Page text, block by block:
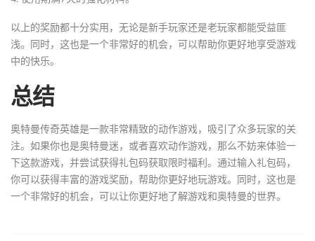
以上的奖励都十分实用，无论是新手玩家还是老玩家都能受益匪
浅。同时，这也是一个非常好的机会，可以帮助你更好地享受游戏
中的快乐。
总结
奥特曼传奇英雄是一款非常精致的动作游戏，吸引了众多玩家的关
注。如果你也是奥特曼迷，或者喜欢动作游戏，那么不妨来体验一
下这款游戏，并尝试获得礼包码获取限时福利。通过输入礼包码，
你可以获得丰富的游戏奖励，帮助你更好地玩游戏。同时，这也是
一个非常好的机会，可以让你更好地了解游戏和奥特曼的世界。